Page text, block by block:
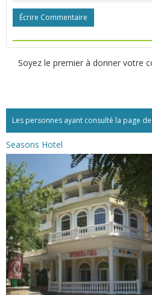
Écrire Commentaire
Soyez le premier à donner votre
Seasons Hotel